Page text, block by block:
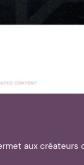
aux créateurs